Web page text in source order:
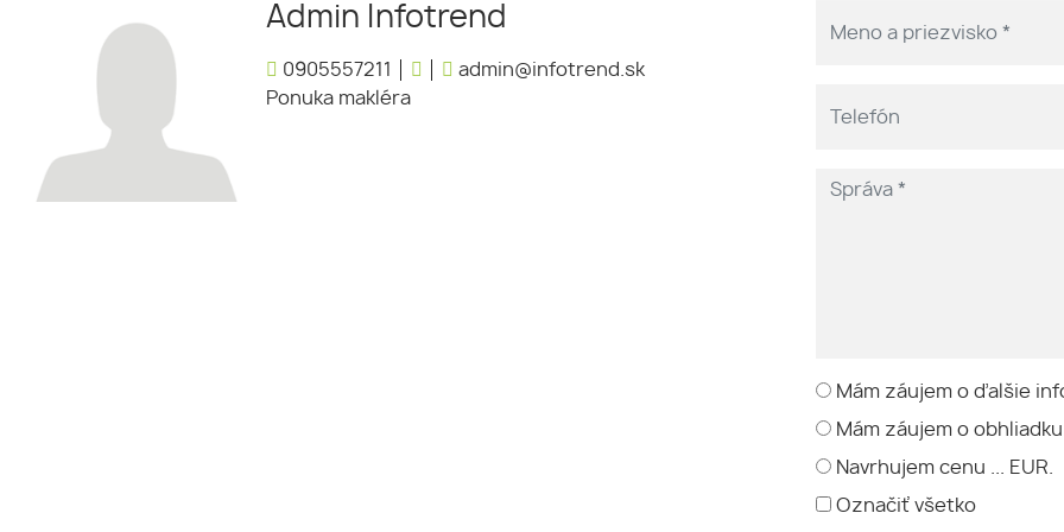
Admin Infotrend
0905557211
admin@infotrend.sk
Ponuka makléra
Mám záujem o ďalšie
Mám záujem o
Navrhujem cenu ... EUR.
Označiť všetko